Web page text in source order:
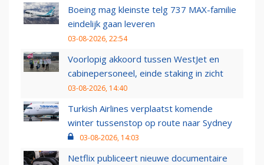
Boeing mag kleinste telg 737 MAX-familie
eindelijk gaan leveren
03-08-2026, 22:54
Voorlopig akkoord tussen WestJet en
cabinepersoneel, einde staking in zicht
03-08-2026, 14:40
Turkish Airlines verplaatst komende
winter tussenstop op route naar Sydney
03-08-2026, 14:03
Netflix publiceert nieuwe documentaire